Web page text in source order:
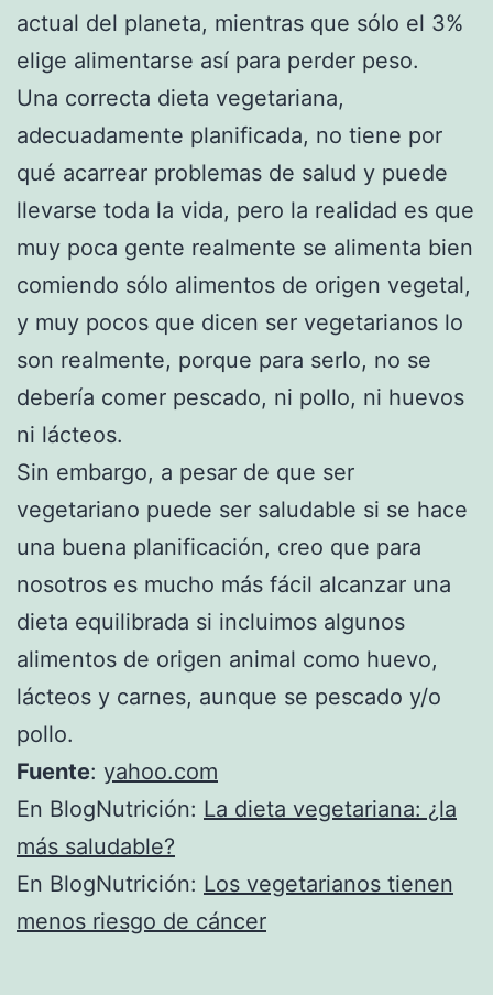
actual del planeta, mientras que sólo el 3%
elige alimentarse así para perder peso.
Una correcta dieta vegetariana,
adecuadamente planificada, no tiene por
qué acarrear problemas de salud y puede
llevarse toda la vida, pero la realidad es que
muy poca gente realmente se alimenta bien
comiendo sólo alimentos de origen vegetal,
y muy pocos que dicen ser vegetarianos lo
son realmente, porque para serlo, no se
debería comer pescado, ni pollo, ni huevos
ni lácteos.
Sin embargo, a pesar de que ser
vegetariano puede ser saludable si se hace
una buena planificación, creo que para
nosotros es mucho más fácil alcanzar una
dieta equilibrada si incluimos algunos
alimentos de origen animal como huevo,
lácteos y carnes, aunque se pescado y/o
pollo.
Fuente: yahoo.com
En BlogNutrición: La dieta vegetariana: ¿la
más saludable?
En BlogNutrición: Los vegetarianos tienen
menos riesgo de cáncer